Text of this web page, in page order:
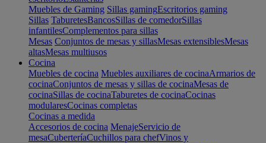
Muebles de Gaming Sillas gamingEscritorios gaming
Sillas TaburetesBancosSillas de comedorSillas
infantilesComplementos para sillas
Mesas Conjuntos de mesas y sillasMesas extensiblesMesas
altasMesas multiusos
Cocina
Muebles de cocina Muebles auxiliares de cocinaArmarios de
cocinaConjuntos de mesas y sillas de cocinaMesas de
cocinaSillas de cocinaTaburetes de cocinaCocinas
modularesCocinas completas
Cocinas a medida
Accesorios de cocina MenajeServicio de
mesaCuberteríaCuchillos para chefVinos y